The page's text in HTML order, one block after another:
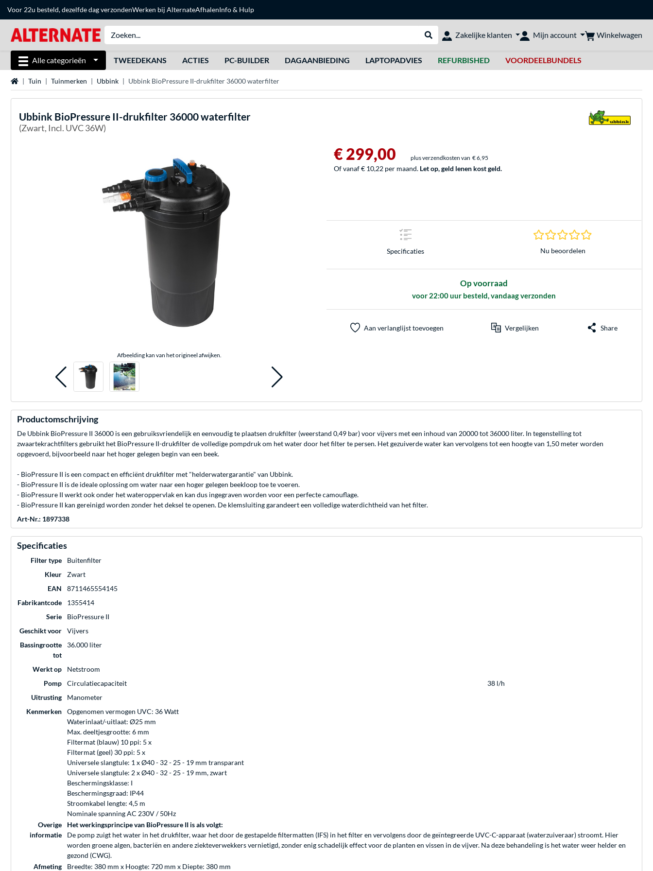
Voor 22u besteld, dezelfde dag verzondenWerken bij AlternateAfhalenInfo & Hulp
Webshop doorzoeken
Zakelijke klanten Mijn account Winkelwagen
Alle categorieën TWEEDEKANS ACTIES PC-BUILDER DAGAANBIEDING LAPTOPADVIES REFURBISHED VOORDEELBUNDELS
HomeTuin Tuinmerken Ubbink Ubbink BioPressure II-drukfilter 36000 waterfilter
Ubbink BioPressure II-drukfilter 36000 waterfilter
(Zwart, Incl. UVC 36W)
Afbeelding kan van het origineel afwijken.
€ 299,00 plus verzendkosten van € 6,95
Of vanaf € 10,22 per maand. Let op, geld lenen kost geld.
Specificaties
0.0 sterren
Nu beoordelen
Op voorraad
voor 22:00 uur besteld, vandaag verzonden
Aan verlanglijst toevoegen Vergelijken Share
Productomschrijving
De Ubbink BioPressure II 36000 is een gebruiksvriendelijk en eenvoudig te plaatsen drukfilter (weerstand 0,49 bar) voor vijvers met een inhoud van 20000 tot 36000 liter. In tegenstelling tot
zwaartekrachtfilters gebruikt het BioPressure II-drukfilter de volledige pompdruk om het water door het filter te persen. Het gezuiverde water kan vervolgens tot een hoogte van 1,50 meter worden
opgevoerd, bijvoorbeeld naar het hoger gelegen begin van een beek.
- BioPressure II is een compact en efficiënt drukfilter met "helderwatergarantie" van Ubbink.
- BioPressure II is de ideale oplossing om water naar een hoger gelegen beekloop toe te voeren.
- BioPressure II werkt ook onder het wateroppervlak en kan dus ingegraven worden voor een perfecte camouflage.
- BioPressure II kan gereinigd worden zonder het deksel te openen. De klemsluiting garandeert een volledige waterdichtheid van het filter.
Art-Nr.: 1897338
Specificaties
Filter type
Buitenfilter
Kleur
Zwart
EAN
8711465554145
Fabrikantcode
1355414
Serie
BioPressure II
Geschikt voor
Vijvers
Bassingrootte
tot
36.000 liter
Werkt op
Netstroom
Pomp
Circulatiecapaciteit
38 l/h
Uitrusting
Manometer
Kenmerken
Opgenomen vermogen UVC: 36 Watt
Waterinlaat/-uitlaat: Ø25 mm
Max. deeltjesgrootte: 6 mm
Filtermat (blauw) 10 ppi: 5 x
Filtermat (geel) 30 ppi: 5 x
Universele slangtule: 1 x Ø40 - 32 - 25 - 19 mm transparant
Universele slangtule: 2 x Ø40 - 32 - 25 - 19 mm, zwart
Beschermingsklasse: I
Beschermingsgraad: IP44
Stroomkabel lengte: 4,5 m
Nominale spanning AC 230V / 50Hz
Overige
informatie
Het werkingsprincipe van BioPressure II is als volgt:
De pomp zuigt het water in het drukfilter, waar het door de gestapelde filtermatten (IFS) in het filter en vervolgens door de geïntegreerde UVC-C-apparaat (waterzuiveraar) stroomt. Hier
worden groene algen, bacteriën en andere ziekteverwekkers vernietigd, zonder enig schadelijk effect voor de planten en vissen in de vijver. Na deze behandeling is het water weer helder en
gezond (CWG).
Afmeting
Breedte: 380 mm x Hoogte: 720 mm x Diepte: 380 mm